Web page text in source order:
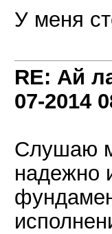
У меня
RE: Ай
07-2014
Слушаю
надежно